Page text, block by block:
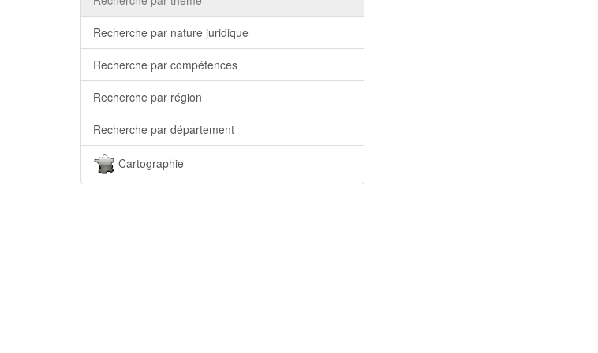
Recherche par nature juridique
Recherche par compétences
Recherche par région
Recherche par département
Cartographie